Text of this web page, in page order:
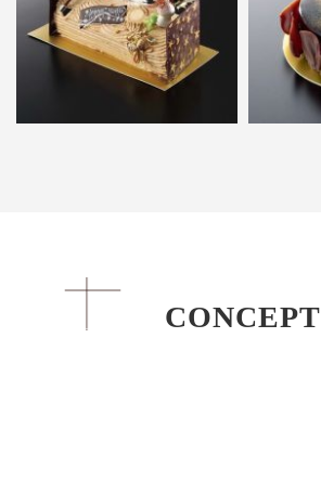
CONCEPT